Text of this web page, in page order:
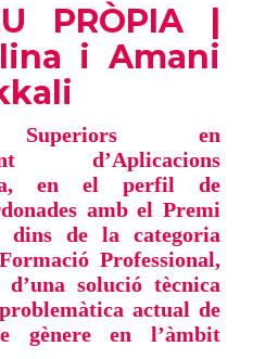
PRÒPIA |
i Amani
Superiors en
d’Aplicacions
en el perfil de
amb el Premi
dins de la categoria
Professional,
solució tècnica
actual de
gènere en l’àmbit